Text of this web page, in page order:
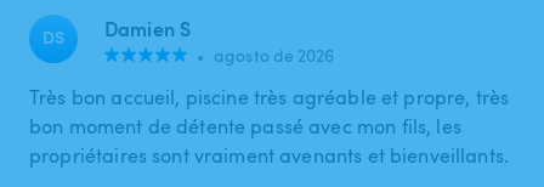
DS Damien S
• agosto de 2026
Très bon accueil, piscine très agréable et propre, très
bon moment de détente passé avec mon fils, les
propriétaires sont vraiment avenants et bienveillants.